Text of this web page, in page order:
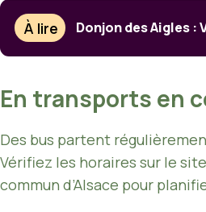
À lire Donjon des Aigles :
En transports en
Des bus partent
Vérifiez les horaires sur le
commun d’Alsace pour